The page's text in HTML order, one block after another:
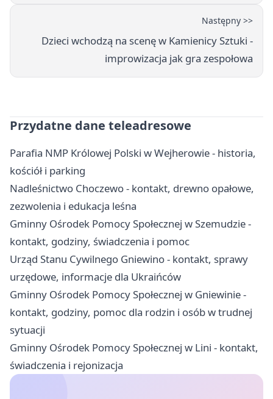
Następny >>
Dzieci wchodzą na scenę w Kamienicy Sztuki -
improwizacja jak gra zespołowa
Przydatne dane teleadresowe
Parafia NMP Królowej Polski w Wejherowie - historia,
kościół i parking
Nadleśnictwo Choczewo - kontakt, drewno opałowe,
zezwolenia i edukacja leśna
Gminny Ośrodek Pomocy Społecznej w Szemudzie -
kontakt, godziny, świadczenia i pomoc
Urząd Stanu Cywilnego Gniewino - kontakt, sprawy
urzędowe, informacje dla Ukraińców
Gminny Ośrodek Pomocy Społecznej w Gniewinie -
kontakt, godziny, pomoc dla rodzin i osób w trudnej
sytuacji
Gminny Ośrodek Pomocy Społecznej w Lini - kontakt,
świadczenia i rejonizacja